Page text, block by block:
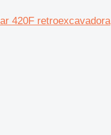
420F retroexcavadora